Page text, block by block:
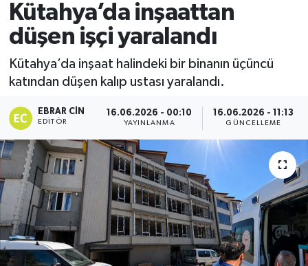
Kütahya’da inşaattan
düşen işçi yaralandı
Kütahya’da inşaat halindeki bir binanın üçüncü
katından düşen kalıp ustası yaralandı.
EBRAR CIN
EDITÖR
16.06.2026 - 00:10
YAYINLANMA
16.06.2026 - 11:13
GÜNCELLEME
Bölge
Çavdarhisar
Domaniç
Dumlupınar
Dünya
Eğitim
Ekonomi
Emet
Son Dakika Haberleri
Haber Arşivi